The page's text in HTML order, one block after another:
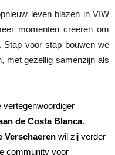
leven blazen in VIW
momenten creëren om
Stap voor stap bouwen we
met gezellig samenzijn als
vertegenwoordiger
de Costa Blanca.
Verschaeren wil zij verder
community voor